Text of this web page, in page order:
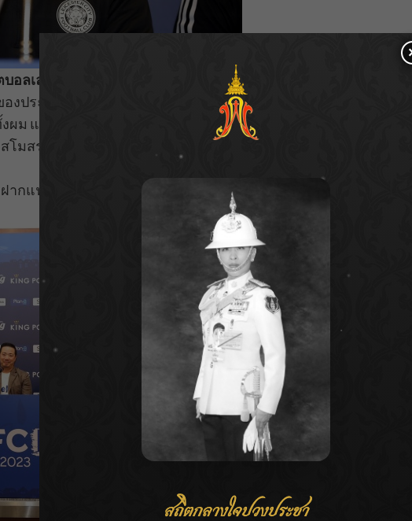
ลเลสเตอร์ ซิตี้
กล่าวว่า รู้สึกดีใจ และภูมิใจที่ได้มีโอกาสเดินทาง
งประธานสโมสรฯ โดยได้เตรียมตัวมาอย่างเต็มที่รับแมตช์ที่
ผม และทีมนักเตะทุกคนตื่นเต้นมากๆ ที่จะได้ลงแข่งขันที่ราชมัง
มสรฟุตบอลชั้นนำอังกฤษนี้ จะมาเจอกันที่ประเทศไทย พร้อมจะ
แฟนๆ ของเลสเตอร์ ซิตี้ ทุก ๆ คน